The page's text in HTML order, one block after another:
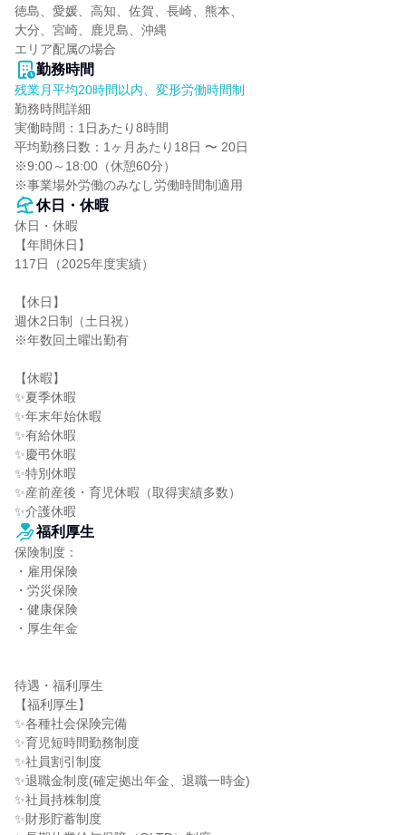
徳島、愛媛、高知、佐賀、長崎、熊本、
大分、宮崎、鹿児島、沖縄
エリア配属の場合
勤務時間
残業月平均20時間以内、変形労働時間制
勤務時間詳細
実働時間：1日あたり8時間
平均勤務日数：1ヶ月あたり18日 〜 20日
※9:00～18:00（休憩60分）
※事業場外労働のみなし労働時間制適用
休日・休暇
休日・休暇
【年間休日】
117日（2025年度実績）
【休日】
週休2日制（土日祝）
※年数回土曜出勤有
【休暇】
✨夏季休暇
✨年末年始休暇
✨有給休暇
✨慶弔休暇
✨特別休暇
✨産前産後・育児休暇（取得実績多数）
✨介護休暇
福利厚生
保険制度：
・雇用保険
・労災保険
・健康保険
・厚生年金
待遇・福利厚生
【福利厚生】
✨各種社会保険完備
✨育児短時間勤務制度
✨社員割引制度
✨退職金制度(確定拠出年金、退職一時金)
✨社員持株制度
✨財形貯蓄制度